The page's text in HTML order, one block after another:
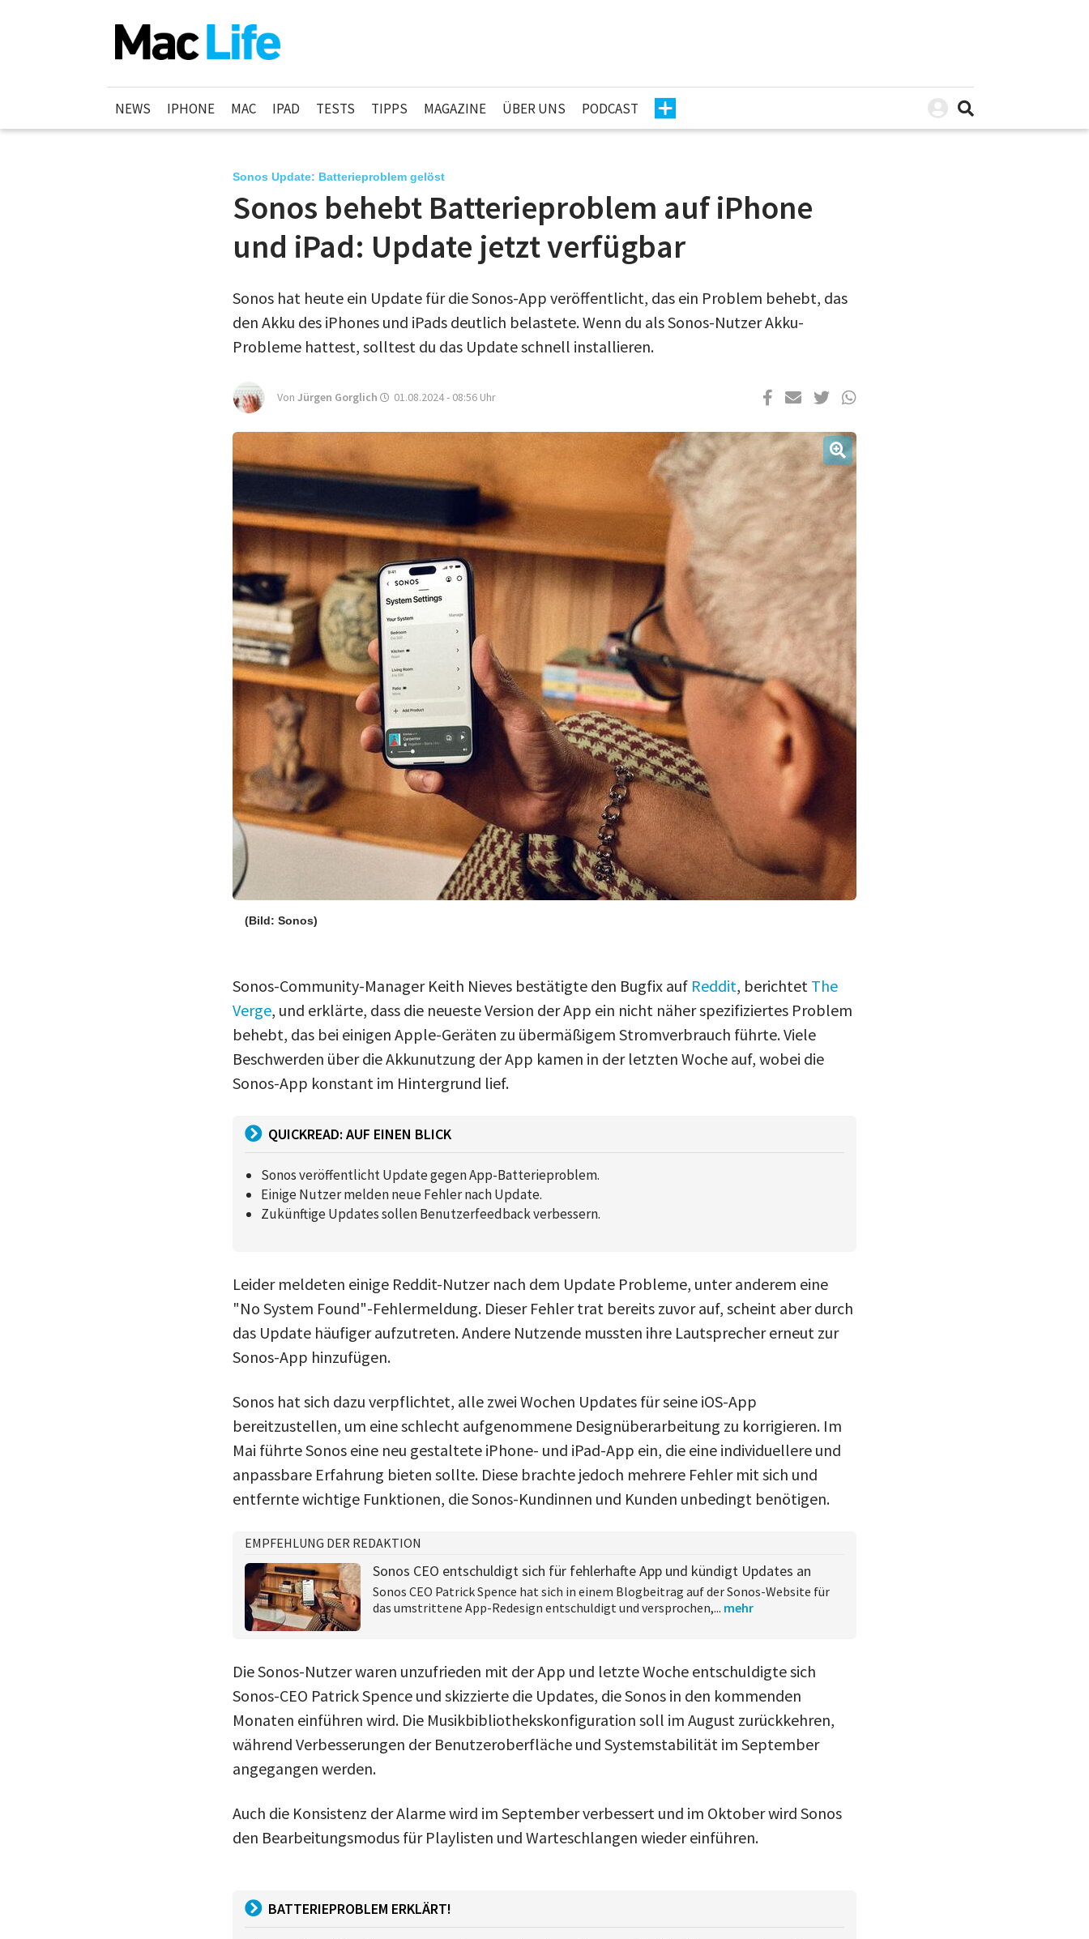
NEWS IPHONE MAC IPAD TESTS TIPPS MAGAZINE ÜBER UNS PODCAST
Sonos Update: Batterieproblem gelöst
Sonos behebt Batterieproblem auf iPhone
und iPad: Update jetzt verfügbar
Sonos hat heute ein Update für die Sonos-App veröffentlicht, das ein Problem behebt, das
den Akku des iPhones und iPads deutlich belastete. Wenn du als Sonos-Nutzer Akku-
Probleme hattest, solltest du das Update schnell installieren.
Von Jürgen Gorglich 01.08.2024 - 08:56 Uhr
(Bild: Sonos)
Sonos-Community-Manager Keith Nieves bestätigte den Bugfix auf Reddit, berichtet The
Verge, und erklärte, dass die neueste Version der App ein nicht näher spezifiziertes Problem
behebt, das bei einigen Apple-Geräten zu übermäßigem Stromverbrauch führte. Viele
Beschwerden über die Akkunutzung der App kamen in der letzten Woche auf, wobei die
Sonos-App konstant im Hintergrund lief.
QUICKREAD: AUF EINEN BLICK
Sonos veröffentlicht Update gegen App-Batterieproblem.
Einige Nutzer melden neue Fehler nach Update.
Zukünftige Updates sollen Benutzerfeedback verbessern.
Leider meldeten einige Reddit-Nutzer nach dem Update Probleme, unter anderem eine
"No System Found"-Fehlermeldung. Dieser Fehler trat bereits zuvor auf, scheint aber durch
das Update häufiger aufzutreten. Andere Nutzende mussten ihre Lautsprecher erneut zur
Sonos-App hinzufügen.
Sonos hat sich dazu verpflichtet, alle zwei Wochen Updates für seine iOS-App
bereitzustellen, um eine schlecht aufgenommene Designüberarbeitung zu korrigieren. Im
Mai führte Sonos eine neu gestaltete iPhone- und iPad-App ein, die eine individuellere und
anpassbare Erfahrung bieten sollte. Diese brachte jedoch mehrere Fehler mit sich und
entfernte wichtige Funktionen, die Sonos-Kundinnen und Kunden unbedingt benötigen.
EMPFEHLUNG DER REDAKTION
Sonos CEO entschuldigt sich für fehlerhafte App und kündigt Updates an
Sonos CEO Patrick Spence hat sich in einem Blogbeitrag auf der Sonos-Website für
das umstrittene App-Redesign entschuldigt und versprochen,... mehr
Die Sonos-Nutzer waren unzufrieden mit der App und letzte Woche entschuldigte sich
Sonos-CEO Patrick Spence und skizzierte die Updates, die Sonos in den kommenden
Monaten einführen wird. Die Musikbibliothekskonfiguration soll im August zurückkehren,
während Verbesserungen der Benutzeroberfläche und Systemstabilität im September
angegangen werden.
Auch die Konsistenz der Alarme wird im September verbessert und im Oktober wird Sonos
den Bearbeitungsmodus für Playlisten und Warteschlangen wieder einführen.
BATTERIEPROBLEM ERKLÄRT!